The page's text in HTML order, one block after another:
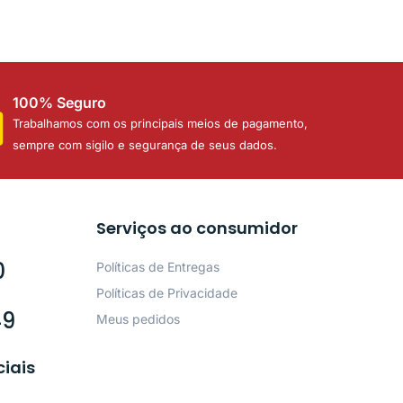
100% Seguro
Trabalhamos com os principais meios de pagamento,
sempre com sigilo e segurança de seus dados.
Serviços ao consumidor
Políticas de Entregas
Políticas de Privacidade
Meus pedidos